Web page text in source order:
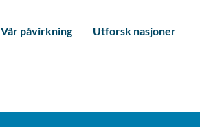
Vår påvirkning Utforsk nasjoner